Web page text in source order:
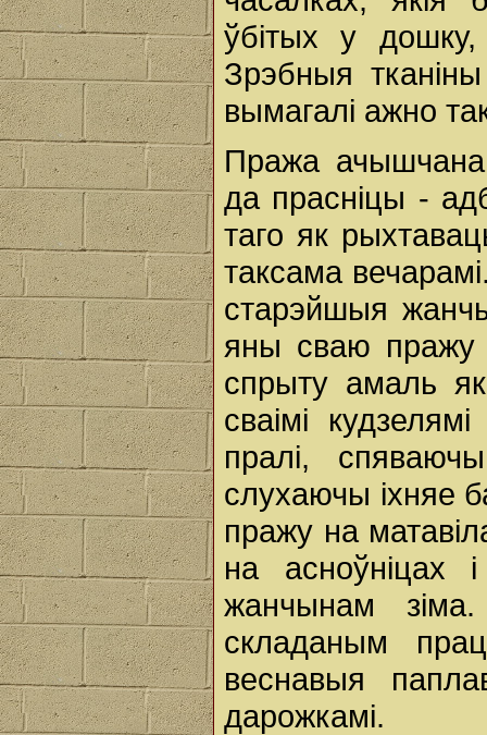
ўбітых у
Зрэбныя
вымагалі ажно
Пража
да прасніцы -
таго як
таксама
старэйшыя
яны сваю пражу
спрыту амаль
сваімі
пралі,
слухаючы іхняе
пражу на
на асноўніцах
жанчынам
складаным
веснавыя
дарожкамі.